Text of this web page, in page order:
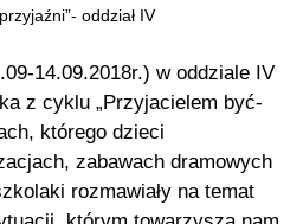
14.09.2018r.) w oddziale IV
z cyklu „Przyjacielem być-
którego dzieci
zabawach dramowych
rozmawiały na temat